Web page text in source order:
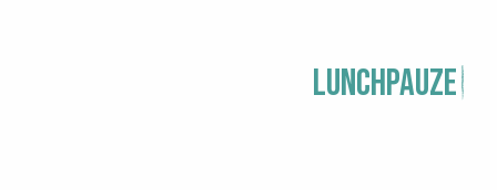
lunchpauze